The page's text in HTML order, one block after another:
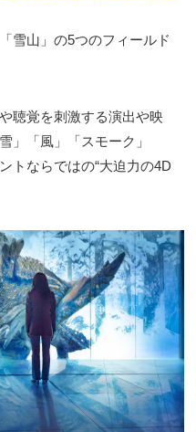
雪山」の5つのフィールド
聴覚を刺激する演出や映
」「風」「スモーク」
トならではの“大迫力の4D